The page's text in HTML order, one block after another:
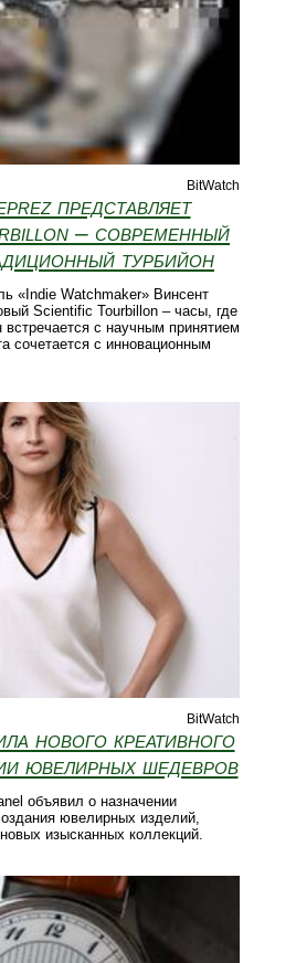
BitWatch
представляет
– современный
турбийон
«Indie Watchmaker» Винсент
Scientific Tourbillon – часы, где
встречается с научным принятием
сочетается с инновационным
BitWatch
нового креативного
ювелирных шедевров
объявил о назначении
ювелирных изделий,
изысканных коллекций.